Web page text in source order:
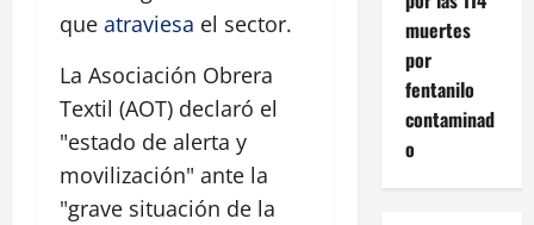
que atraviesa el sector.
La Asociación Obrera
Textil (AOT) declaró el
"estado de alerta y
movilización" ante la
"grave situación de la
muertes
por
fentanilo
contaminad
o